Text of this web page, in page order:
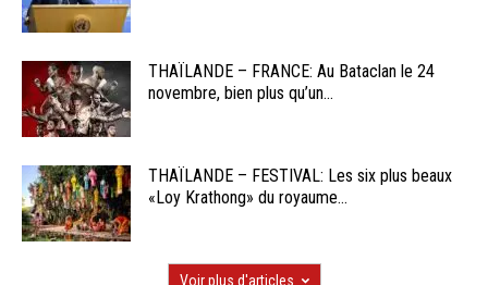
THAÏLANDE – FRANCE: Au Bataclan le 24
novembre, bien plus qu’un...
THAÏLANDE – FESTIVAL: Les six plus beaux
«Loy Krathong» du royaume...
Voir plus d'articles